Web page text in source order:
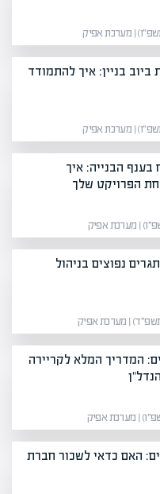
בניין: איך להתמודד
בענף הבנייה: איך
הפרויקט שלך
נפוצים בניהול
המדריך המלא לקריירה
האם כדאי לשכור חברת